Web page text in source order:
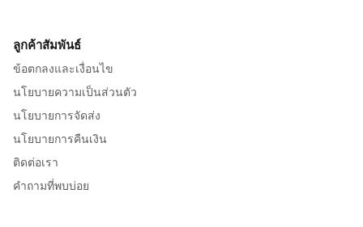
ลูกค้าสัมพันธ์
ข้อตกลงและเงื่อนไข
นโยบายความเป็นส่วนตัว
นโยบายการจัดส่ง
นโยบายการคืนเงิน
ติดต่อเรา
คำถามที่พบบ่อย